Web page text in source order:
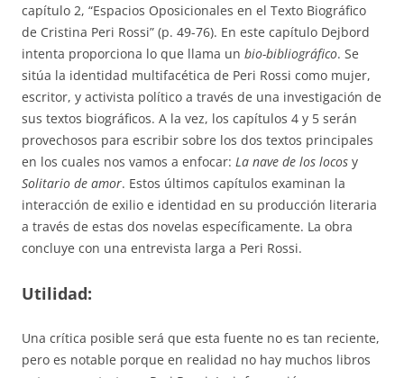
capítulo 2, “Espacios Oposicionales en el Texto Biográfico
de Cristina Peri Rossi” (p. 49-76). En este capítulo Dejbord
intenta proporciona lo que llama un bio-bibliográfico. Se
sitúa la identidad multifacética de Peri Rossi como mujer,
escritor, y activista político a través de una investigación de
sus textos biográficos. A la vez, los capítulos 4 y 5 serán
provechosos para escribir sobre los dos textos principales
en los cuales nos vamos a enfocar: La nave de los locos y
Solitario de amor. Estos últimos capítulos examinan la
interacción de exilio e identidad en su producción literaria
a través de estas dos novelas específicamente. La obra
concluye con una entrevista larga a Peri Rossi.
Utilidad:
Una crítica posible será que esta fuente no es tan reciente,
pero es notable porque en realidad no hay muchos libros